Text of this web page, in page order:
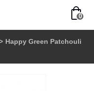
0
Happy Green Patchouli